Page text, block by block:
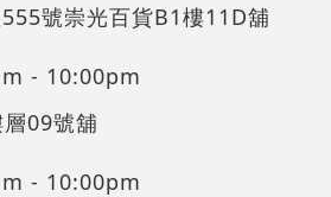
號崇光百貨B1樓11D舖
- 10:00pm
09號舖
- 10:00pm